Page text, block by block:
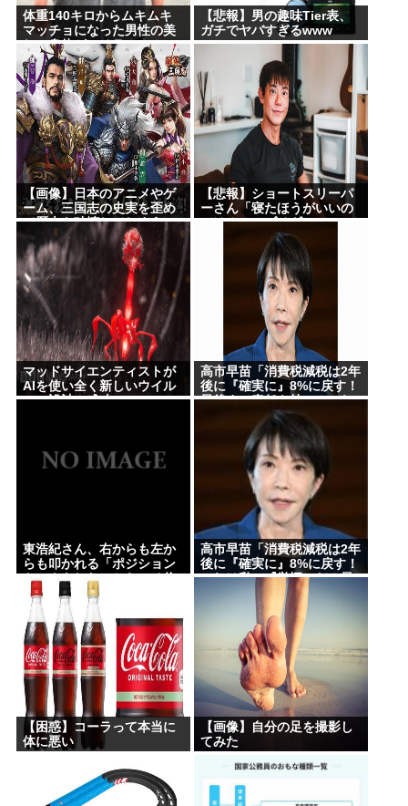
ないwww
『ヤニねこ』新海誠、水島努、綾辻行人らクリエイ
ターが絶賛 過激描写はBPOでも議論に
避難所地獄と化す「ずっと同じ食べ物&断水でトイレ
流せず悪臭&床に直接就寝&コロナ感染」
Powered by livedoor 相互RSS
体重140キロからムキムキ
マッチョになった男性の美
しい身体がコチラ！！！
【悲報】男の趣味Tier表、
ガチでヤバすぎるwww
【画像】日本のアニメやゲ
ーム、三国志の史実を歪め
て歴史を破壊してしまう
【悲報】ショートスリーパ
ーさん「寝たほうがいいの
では？」にブチギレ
マッドサイエンティストが
AIを使い全く新しいウイル
スの設計に成功
高市早苗「消費税減税は2年
後に『確実に』8%に戻す！
最後まで責任を持つ！これ
は私の『覚悟』だ！」
東浩紀さん、右からも左か
らも叩かれる「ポジション
トークをしないからこそ信
頼できる」と擁護される
www
高市早苗「消費税減税は2年
後に『確実に』8%に戻す！
これは私の『覚悟』だ！最
後まで責任を持って確実に
【困惑】コーラって本当に
体に悪い
【画像】自分の足を撮影し
てみた